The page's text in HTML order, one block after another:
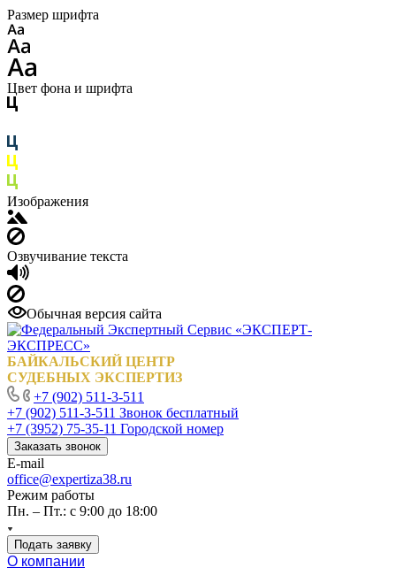
Размер шрифта
Цвет фона и шрифта
Изображения
Озвучивание текста
Обычная версия сайта
БАЙКАЛЬСКИЙ ЦЕНТР
СУДЕБНЫХ ЭКСПЕРТИЗ
+7 (902) 511-3-511
+7 (902) 511-3-511 Звонок бесплатный
+7 (3952) 75-35-11 Городской номер
Заказать звонок
E-mail
office@expertiza38.ru
Режим работы
Пн. – Пт.: с 9:00 до 18:00
Подать заявку
О компании